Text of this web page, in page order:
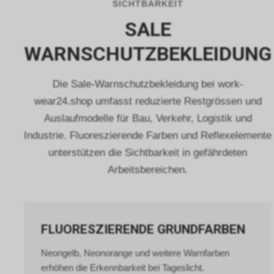
SICHTBARKEIT
SALE
WARNSCHUTZBEKLEIDUNG
Die Sale-Warnschutzbekleidung bei work-
wear24.shop umfasst reduzierte Restgrössen und
Auslaufmodelle für Bau, Verkehr, Logistik und
Industrie. Fluoreszierende Farben und Reflexelemente
unterstützen die Sichtbarkeit in gefährdeten
Arbeitsbereichen.
FLUORESZIERENDE GRUNDFARBEN
Neongelb, Neonorange und weitere Warnfarben
erhöhen die Erkennbarkeit bei Tageslicht.
anschliessend den Internetauftritt
eines Dritten besuchen, der
seinerseits ebenfalls das Werbe-
Netzwerk von Google nutzt,
werden womöglich
die einen Bezug zu unserem
Internetauftritt bzw. zu unseren
dortigen Angeboten aufweisen.
Zur dauerhaften Deaktivierung
dieser Funktion bietet Google für
die gängigsten Internet-Browser
über
https://www.google.com/settings/ads/
über
ad-choices
oder